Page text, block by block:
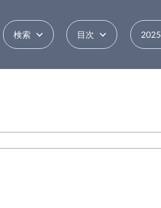
検索 目次 2025